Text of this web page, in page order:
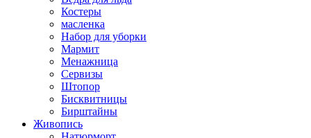
Костеры
масленка
Набор для уборки
Мармит
Менажница
Сервизы
Штопор
Бисквитницы
Бирштайны
Живопись